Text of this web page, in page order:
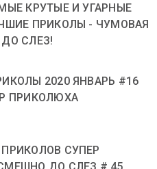
КРУТЫЕ И УГАРНЫЕ
ПРИКОЛЫ - ЧУМОВАЯ
СЛЕЗ!
2020 ЯНВАРЬ #16
ПРИКОЛЮХА
СУПЕР